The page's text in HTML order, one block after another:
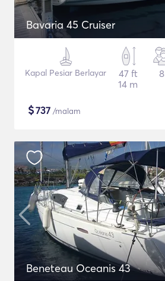
Bavaria 45 Cruiser
Kapal Pesiar Berlayar
47 ft
14 m
8
$737 /malam
Beneteau Oceanis 43